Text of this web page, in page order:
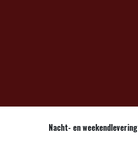
Nacht- en weekendlevering